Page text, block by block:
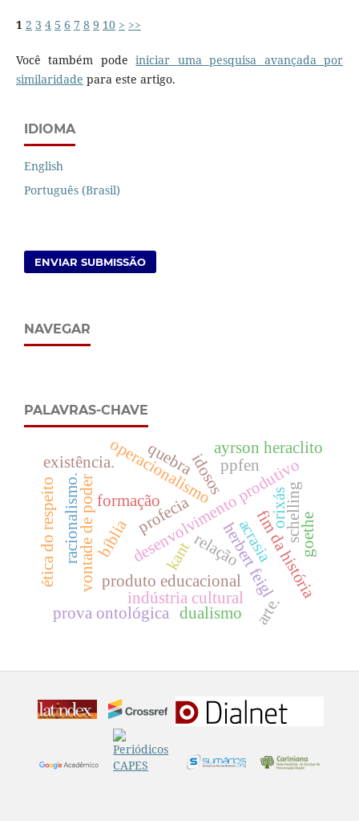
1 2 3 4 5 6 7 8 9 10 > >>
Você também podeiniciar uma pesquisa avançada por
similaridade para este artigo.
IDIOMA
English
Português (Brasil)
ENVIAR SUBMISSÃO
NAVEGAR
PALAVRAS-CHAVE
kant herbert feigl
bíblia
profecia
produto educacional
relação
vontade de poder acrasia
desenvolvimento produtivo
formação
indústria cultural
operacionalismo
fim da história
idosos
arte.
schelling
racionalismo.
prova ontológica
existência.
ayrson heraclito
goethe
ética do respeito
dualismo
quebra ppfen
orixás